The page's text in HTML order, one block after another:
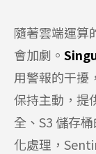
隨著雲端運算
會加劇。
用警報的干擾
保持主動，提
全、S3 儲存
化處理，